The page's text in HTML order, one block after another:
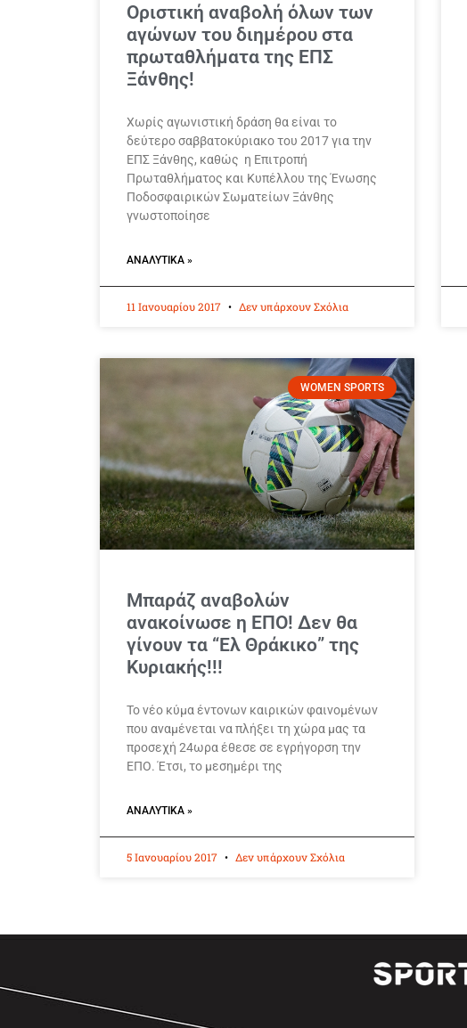
Οριστική αναβολή όλων των
αγώνων του διημέρου στα
πρωταθλήματα της ΕΠΣ
Ξάνθης!
Χωρίς αγωνιστική δράση θα είναι το
δεύτερο σαββατοκύριακο του 2017 για την
ΕΠΣ Ξάνθης, καθώς η Επιτροπή
Πρωταθλήματος και Κυπέλλου της Ένωσης
Ποδοσφαιρικών Σωματείων Ξάνθης
γνωστοποίησε
ΑΝΑΛΥΤΙΚΆ »
11 Ιανουαρίου 2017 Δεν υπάρχουν Σχόλια
WOMEN SPORTS
Μπαράζ αναβολών
ανακοίνωσε η ΕΠΟ! Δεν θα
γίνουν τα “Ελ Θράκικο” της
Κυριακής!!!
Το νέο κύμα έντονων καιρικών φαινομένων
που αναμένεται να πλήξει τη χώρα μας τα
προσεχή 24ωρα έθεσε σε εγρήγορση την
ΕΠΟ. Έτσι, το μεσημέρι της
ΑΝΑΛΥΤΙΚΆ »
5 Ιανουαρίου 2017 Δεν υπάρχουν Σχόλια